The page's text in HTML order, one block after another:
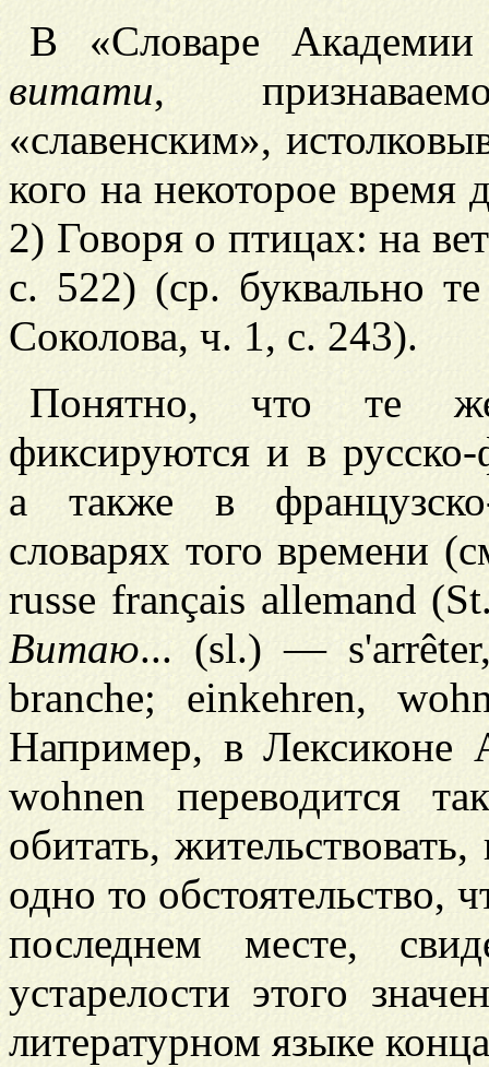
В «Словаре
витати,
«славенским»,
кого на некоторое время
2) Говоря о птицах: на
с. 522) (ср. буквально
Соколова, ч. 1, с. 243).
Понятно, что те
фиксируются и в
а также в
словарях того времени
russe français allemand
Витаю... (sl.) —
branche; einkehren,
Например, в Лексиконе
wohnen переводится
обитать,
одно то обстоятельство,
последнем месте,
устарелости этого
литературном языке